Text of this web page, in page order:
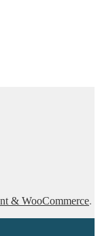
& WooCommerce.